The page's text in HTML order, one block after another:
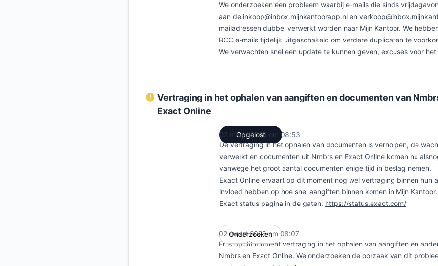
We onderzoeken een probleem waarbij e-mails die sinds
aan de inkoop@inbox.mijnkantoorapp.nl en
mailadressen dubbel verwerkt worden naar Mijn Kantoor. We
BCC e-mails tijdelijk uitgeschakeld om verdere duplicaten te
We verwachten snel een update te kunnen geven, excuses voor het
Vertraging in het ophalen van aangiften en documenten van
Exact Online
Opgelost
02 maart 2026 om 08:53
De vertraging in het ophalen van documenten is verholpen, de
verwerkt en documenten uit Nmbrs en Exact Online komen nu
vanwege het groot aantal documenten enige tijd in beslag nemen.
Exact Online ervaart op dit moment nog wel vertraging binnen hun
invloed hebben op hoe snel aangiften binnen komen in Mijn
Exact status pagina in de gaten. https://status.exact.com/
Onderzoeken
02 maart 2026 om 08:07
Er is op dit moment vertraging in het ophalen van aangiften en
Nmbrs en Exact Online. We onderzoeken de oorzaak van dit